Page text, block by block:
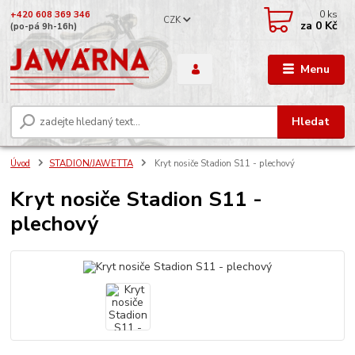
Menu
CZK
Hledat
+420 608 369 346
(po-pá 9h-16h)
0 ks
za 0 Kč
Úvod STADION/JAWETTA Kryt nosiče Stadion S11 - plechový
Kryt nosiče Stadion S11 -
plechový